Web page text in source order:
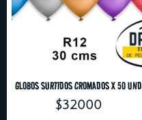
GLOBOS SURTIDOS CROMADOS X 50 UND
$32000